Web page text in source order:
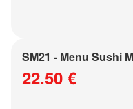
SM21 - Menu Sushi
22.50 €